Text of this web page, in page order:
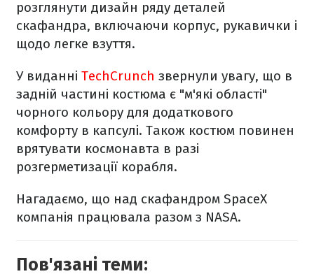
розглянути дизайн ряду деталей
скафандра, включаючи корпус, рукавички і
щодо легке взуття.
У виданні TechCrunch звернули увагу, що в
задній частині костюма є "м'які області"
чорного кольору для додаткового
комфорту в капсулі. Також костюм повинен
врятувати космонавта в разі
розгерметизації корабля.
Нагадаємо, що над скафандром SpaceX
компанія працювала разом з NASA.
Пов'язані теми: